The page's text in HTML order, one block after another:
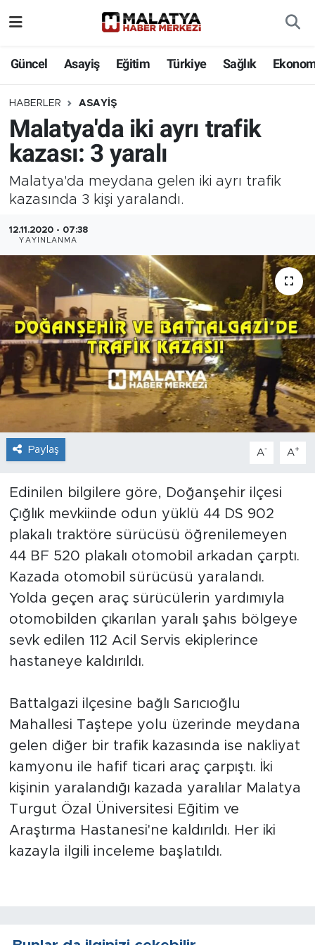
Güncel Asayiş Eğitim Türkiye Sağlık
HABERLER ASAYIŞ
Malatya'da iki ayrı trafik
kazası: 3 yaralı
Malatya'da meydana gelen iki ayrı trafik
kazasında 3 kişi yaralandı.
12.11.2020 - 07:38
YAYINLANMA
Paylaş A- A+
Edinilen bilgilere göre, Doğanşehir ilçesi
Çığlık mevkiinde odun yüklü 44 DS 902
plakalı traktöre sürücüsü öğrenilemeyen
44 BF 520 plakalı otomobil arkadan çarptı.
Kazada otomobil sürücüsü yaralandı.
Yolda geçen araç sürücülerin yardımıyla
otomobilden çıkarılan yaralı şahıs bölgeye
sevk edilen 112 Acil Servis ekiplerince
hastaneye kaldırıldı.
Battalgazi ilçesine bağlı Sarıcıoğlu
Mahallesi Taştepe yolu üzerinde meydana
gelen diğer bir trafik kazasında ise nakliyat
kamyonu ile hafif ticari araç çarpıştı. İki
kişinin yaralandığı kazada yaralılar Malatya
Turgut Özal Üniversitesi Eğitim ve
Araştırma Hastanesi'ne kaldırıldı. Her iki
kazayla ilgili inceleme başlatıldı.
Eğitim
Türkiye
Sağlık
Ekonomi
Güncel
Kültür
Teknoloji
İş İlanları
Dünya
Yazıhan
Yeşilyurt
Akçadağ
Arapgir
Arguvan
Battalgazi
Doğanşehir
Hekimhan